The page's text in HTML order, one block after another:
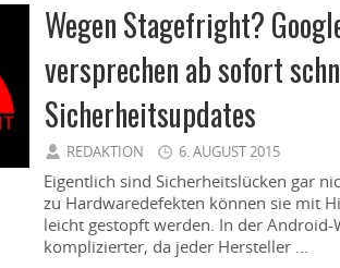
Wegen Stagefright?
versprechen ab sofort
Sicherheitsupdates
REDAKTION 6. AUGUST 2015
Eigentlich sind Sicherheitslücken gar
zu Hardwaredefekten können sie mit
leicht gestopft werden. In der Android-
komplizierter, da jeder Hersteller ...